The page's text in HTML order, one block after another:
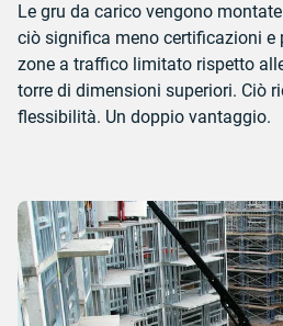
Le gru da carico vengono
ciò significa meno certificazioni e
zone a traffico limitato rispetto
torre di dimensioni superiori. Ciò
flessibilità. Un doppio vantaggio.